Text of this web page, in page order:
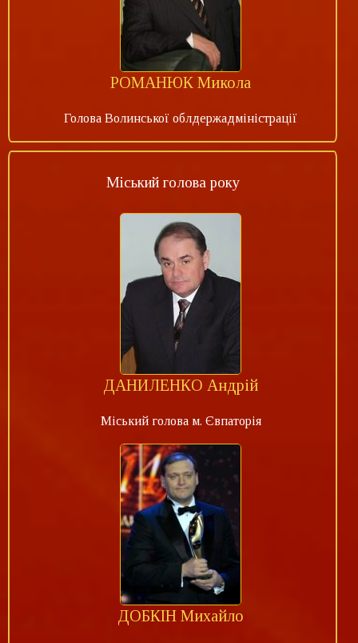
РОМАНЮК Микола
Голова Волинської облдержадміністрації
Міський голова року
ДАНИЛЕНКО Андрій
Міський голова м. Євпаторія
ДОБКІН Михайло